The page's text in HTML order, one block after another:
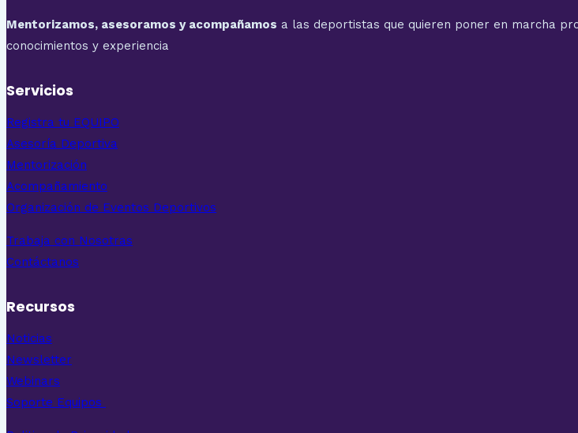
Mentorizamos, asesoramos y acompañamos a las deportistas que quieren poner en marcha
conocimientos y experiencia
Servicios
Registra tu EQUIPO
Asesoría Deportiva
Mentorización
Acompañamiento
Organización de Eventos Deportivos
Trabaja con Nosotras
Contáctanos
Recursos
Noticias
Newsletter
Webinars
Soporte Equipos